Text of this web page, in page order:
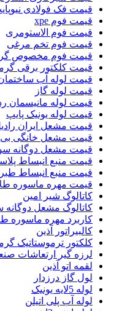
قیمت فک فولادی
قیمت فوم xpe
قیمت فوم الاستومری
قیمت فوم تخم مرغی
قیمت فوم مخصوص
قیمت کلکتور برقی
قیمت لوله آب
قیمت لوله گاز
قیمت لوله مانیسمان
قیمت لوله یونیک پایپ
قیمت مشعل ایران
قیمت مشعل خانگی بی
قیمت مشعل دوگانه سوز
قیمت منبع انبساط
قیمت منبع انبساط
قیمت مهره ماسوره
کاتالوگ شیر امین
کاتالوگ مشعل دوگانه
کاربرد مهره ماسوره
کالبیراتور آذین
کلکتور ترموستاتیک
لرزه گیر ارتعاشات
لقمه اتو آذین
لول گاز درزدار
لوله 5لایه یونیک
لوله آب پلی اتیلن